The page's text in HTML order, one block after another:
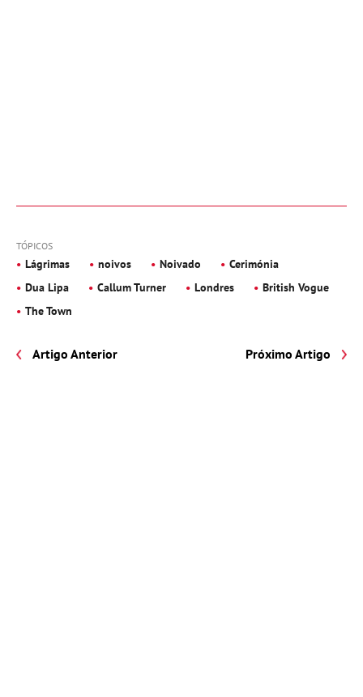
TÓPICOS
Lágrimas noivos Noivado
Cerimónia
Dua Lipa
Callum Turner Londres
British Vogue
The Town
Artigo Anterior Próximo Artigo